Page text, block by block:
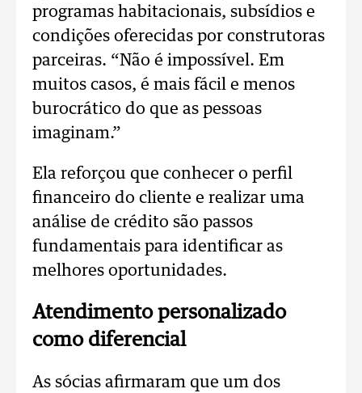
programas habitacionais, subsídios e
condições oferecidas por construtoras
parceiras. “Não é impossível. Em
muitos casos, é mais fácil e menos
burocrático do que as pessoas
imaginam.”
Ela reforçou que conhecer o perfil
financeiro do cliente e realizar uma
análise de crédito são passos
fundamentais para identificar as
melhores oportunidades.
Atendimento personalizado
como diferencial
As sócias afirmaram que um dos